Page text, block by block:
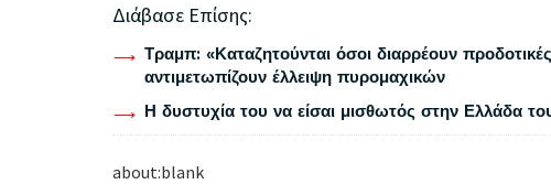
Διάβασε Επίσης:
Τραμπ: «Καταζητούνται όσοι διαρρέουν
αντιμετωπίζουν έλλειψη πυρομαχικών
Η δυστυχία του να είσαι μισθωτός στην Ελλάδα
about:blank